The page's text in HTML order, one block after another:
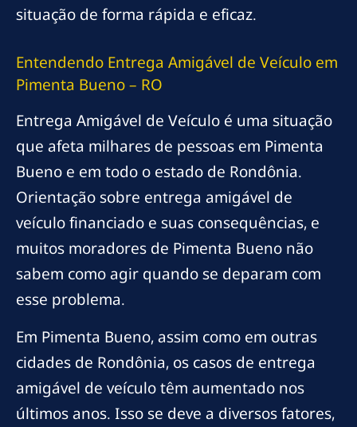
situação de forma rápida e eficaz.
Entendendo Entrega Amigável de Veículo em
Pimenta Bueno – RO
Entrega Amigável de Veículo é uma situação
que afeta milhares de pessoas em Pimenta
Bueno e em todo o estado de Rondônia.
Orientação sobre entrega amigável de
veículo financiado e suas consequências, e
muitos moradores de Pimenta Bueno não
sabem como agir quando se deparam com
esse problema.
Em Pimenta Bueno, assim como em outras
cidades de Rondônia, os casos de entrega
amigável de veículo têm aumentado nos
últimos anos. Isso se deve a diversos fatores,